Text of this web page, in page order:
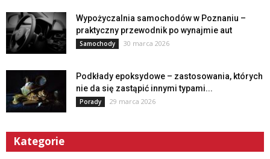
Wypożyczalnia samochodów w Poznaniu –
praktyczny przewodnik po wynajmie aut
Samochody 30 marca 2026
Podkłady epoksydowe – zastosowania, których
nie da się zastąpić innymi typami...
Porady 29 marca 2026
Kategorie